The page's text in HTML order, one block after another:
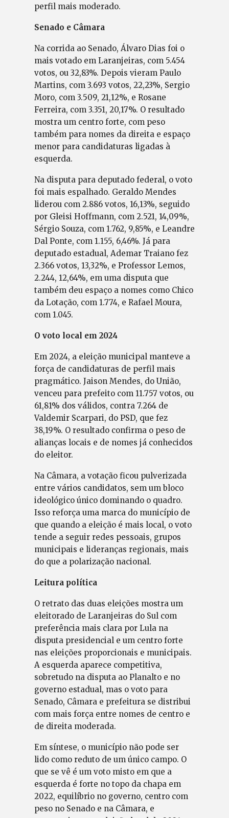
perfil mais moderado.
Senado e Câmara
Na corrida ao Senado, Álvaro Dias foi o
mais votado em Laranjeiras, com 5.454
votos, ou 32,83%. Depois vieram Paulo
Martins, com 3.693 votos, 22,23%, Sergio
Moro, com 3.509, 21,12%, e Rosane
Ferreira, com 3.351, 20,17%. O resultado
mostra um centro forte, com peso
também para nomes da direita e espaço
menor para candidaturas ligadas à
esquerda.
Na disputa para deputado federal, o voto
foi mais espalhado. Geraldo Mendes
liderou com 2.886 votos, 16,13%, seguido
por Gleisi Hoffmann, com 2.521, 14,09%,
Sérgio Souza, com 1.762, 9,85%, e Leandre
Dal Ponte, com 1.155, 6,46%. Já para
deputado estadual, Ademar Traiano fez
2.366 votos, 13,32%, e Professor Lemos,
2.244, 12,64%, em uma disputa que
também deu espaço a nomes como Chico
da Lotação, com 1.774, e Rafael Moura,
com 1.045.
O voto local em 2024
Em 2024, a eleição municipal manteve a
força de candidaturas de perfil mais
pragmático. Jaison Mendes, do União,
venceu para prefeito com 11.757 votos, ou
61,81% dos válidos, contra 7.264 de
Valdemir Scarpari, do PSD, que fez
38,19%. O resultado confirma o peso de
alianças locais e de nomes já conhecidos
do eleitor.
Na Câmara, a votação ficou pulverizada
entre vários candidatos, sem um bloco
ideológico único dominando o quadro.
Isso reforça uma marca do município de
que quando a eleição é mais local, o voto
tende a seguir redes pessoais, grupos
municipais e lideranças regionais, mais
do que a polarização nacional.
Leitura política
O retrato das duas eleições mostra um
eleitorado de Laranjeiras do Sul com
preferência mais clara por Lula na
disputa presidencial e um centro forte
nas eleições proporcionais e municipais.
A esquerda aparece competitiva,
sobretudo na disputa ao Planalto e no
governo estadual, mas o voto para
Senado, Câmara e prefeitura se distribui
com mais força entre nomes de centro e
de direita moderada.
Em síntese, o município não pode ser
lido como reduto de um único campo. O
que se vê é um voto misto em que a
esquerda é forte no topo da chapa em
2022, equilíbrio no governo, centro com
peso no Senado e na Câmara, e